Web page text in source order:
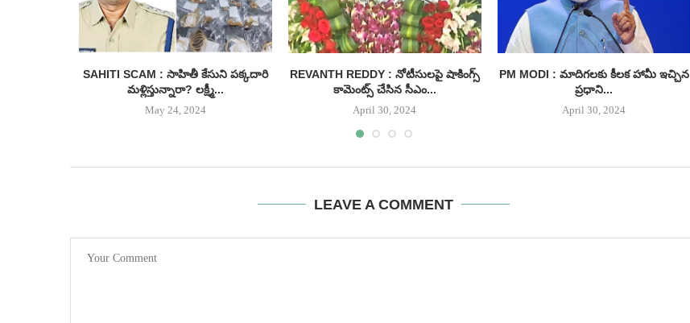
SAHITI SCAM : సాహితీ కేసుని పక్కదారి
మళ్లిస్తున్నారా? లక్ష్మీ...
May 24, 2024
REVANTH REDDY : నోటీసులపై షాకింగ్స్
కామెంట్స్ చేసిన సీఎం...
April 30, 2024
PM MODI : మాదిగలకు కీలక హామీ ఇచ్చిన
ప్రధాని...
April 30, 2024
LEAVE A COMMENT